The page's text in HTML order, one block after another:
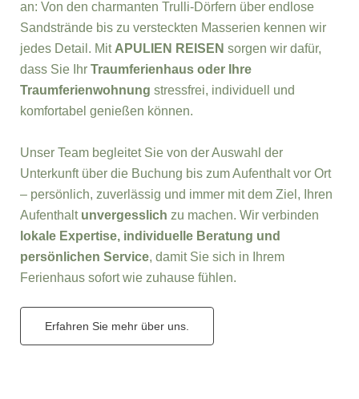
an: Von den charmanten Trulli-Dörfern über endlose
Sandstrände bis zu versteckten Masserien kennen wir
jedes Detail. Mit APULIEN REISEN sorgen wir dafür,
dass Sie Ihr Traumferienhaus oder Ihre
Traumferienwohnung stressfrei, individuell und
komfortabel genießen können.
Unser Team begleitet Sie von der Auswahl der
Unterkunft über die Buchung bis zum Aufenthalt vor Ort
– persönlich, zuverlässig und immer mit dem Ziel, Ihren
Aufenthalt unvergesslich zu machen. Wir verbinden
lokale Expertise, individuelle Beratung und
persönlichen Service, damit Sie sich in Ihrem
Ferienhaus sofort wie zuhause fühlen.
Erfahren Sie mehr über uns.